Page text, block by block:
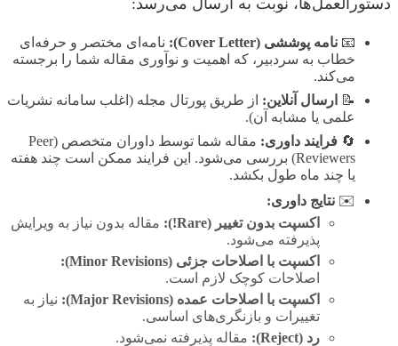
دستورالعمل‌ها، نوبت به ارسال می‌رسد:
📧 نامه پوششی (Cover Letter):
نامه‌ای مختصر و حرفه‌ای
خطاب به سردبیر، که اهمیت و نوآوری مقاله شما را برجسته
می‌کند.
📝
ارسال آنلاین: از طریق پورتال مجله (اغلب سامانه نشریات
علمی یا مشابه آن).
🔄 فرایند داوری:
مقاله شما توسط داوران متخصص (Peer
Reviewers) بررسی می‌شود. این فرایند ممکن است چند هفته
یا چند ماه طول بکشد.
✉️ نتایج داوری:
اکسپت بدون تغییر (Rare!):
مقاله بدون نیاز به ویرایش
پذیرفته می‌شود.
اکسپت با اصلاحات جزئی (Minor Revisions):
اصلاحات کوچک لازم است.
اکسپت با اصلاحات عمده (Major Revisions):
نیاز به
تغییرات و بازنگری‌های اساسی.
رد (Reject):
مقاله پذیرفته نمی‌شود.